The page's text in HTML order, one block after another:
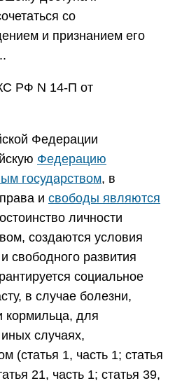
со
и признанием его
РФ N 14-П от
Федерации
Федерацию
государством, в
и свободы являются
личности
создаются условия
свободного развития
социальное
в случае болезни,
кормильца, для
случаях,
(статья 1, часть 1; статья
21, часть 1; статья 39,